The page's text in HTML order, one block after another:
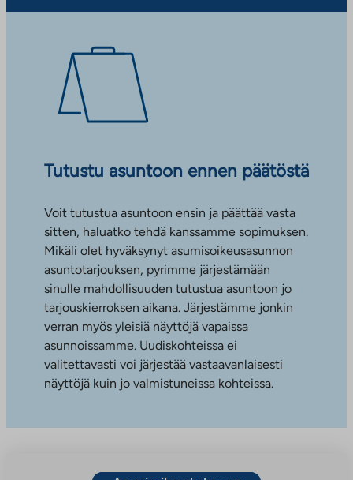
Tutustu asuntoon ennen päätöstä
Voit tutustua asuntoon ensin ja päättää vasta
sitten, haluatko tehdä kanssamme sopimuksen.
Mikäli olet hyväksynyt asumisoikeusasunnon
asuntotarjouksen, pyrimme järjestämään
sinulle mahdollisuuden tutustua asuntoon jo
tarjouskierroksen aikana. Järjestämme jonkin
verran myös yleisiä näyttöjä vapaissa
asunnoissamme. Uudiskohteissa ei
valitettavasti voi järjestää vastaavanlaisesti
näyttöjä kuin jo valmistuneissa kohteissa.